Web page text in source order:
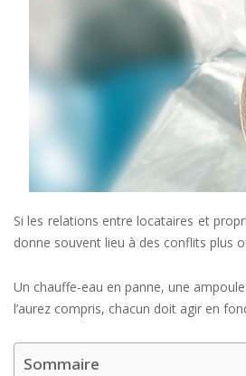
Si les relations entre locataires et
donne souvent lieu à des conflits plus
Un chauffe-eau en panne, une
l’aurez compris, chacun doit agir en
Sommaire